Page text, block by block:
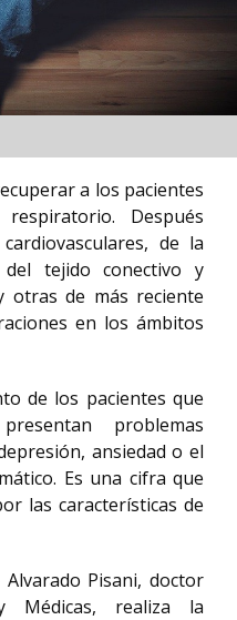
a los pacientes
Después
de la
tejido conectivo y
otras de más reciente
en los ámbitos
de los pacientes que
problemas
ansiedad o el
Es una cifra que
las características de
Pisani, doctor
Médicas, realiza la